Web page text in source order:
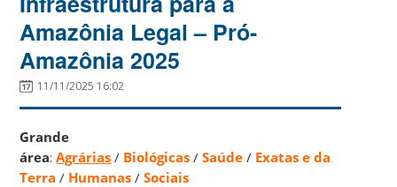
Amazônia Legal – Pró-
Amazônia 2025
11/11/2025 16:02
Grande
área:Agrárias / Biológicas /Saúde / Exatas e da
Terra / Humanas /Sociais